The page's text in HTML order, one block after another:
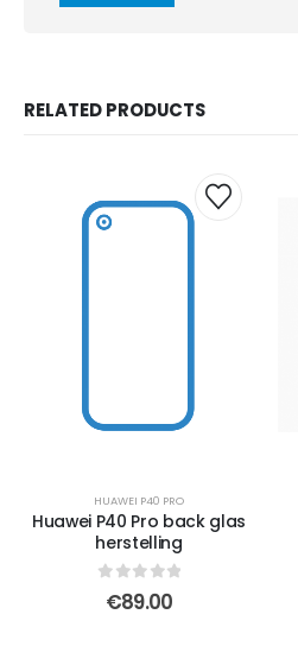
RELATED PRODUCTS
HUAWEI P40 PRO
Huawei P40 Pro back glas
herstelling
out of 5
€89.00